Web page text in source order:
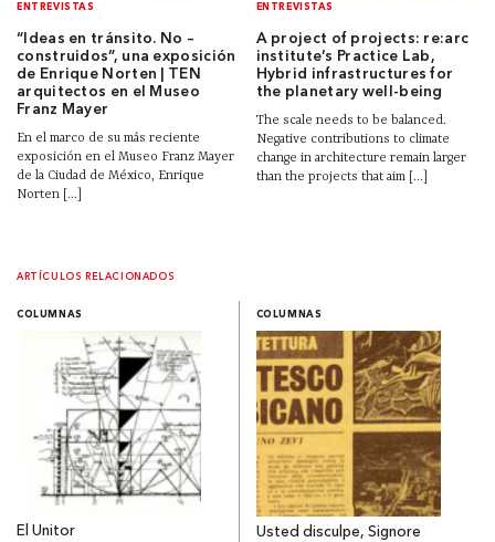
ENTREVISTAS
“Ideas en tránsito. No –
construidos”, una exposición
de Enrique Norten | TEN
arquitectos en el Museo
Franz Mayer
En el marco de su más reciente
exposición en el Museo Franz Mayer
de la Ciudad de México, Enrique
Norten [...]
ENTREVISTAS
A project of projects: re:arc
institute’s Practice Lab,
Hybrid infrastructures for
the planetary well-being
The scale needs to be balanced.
Negative contributions to climate
change in architecture remain larger
than the projects that aim [...]
ARTÍCULOS RELACIONADOS
COLUMNAS
El Unitor
COLUMNAS
Usted disculpe, Signore